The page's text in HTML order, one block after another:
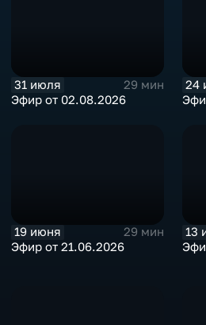
31 июля
29 мин
Эфир от 02.08.2026
24
19 июня
29 мин
Эфир от 21.06.2026
13